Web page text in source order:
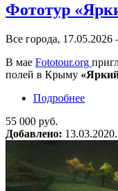
Фототур
Все города,
В мае Fototour.org
полей в Крыму
Подробнее
55 000 руб.
Добавлено: 13.03.2020.